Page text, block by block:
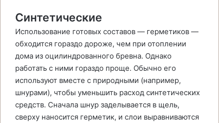
Синтетические
Использование готовых составов — герметиков —
обходится гораздо дороже, чем при отоплении
дома из оцилиндрованного бревна. Однако
работать с ними гораздо проще. Обычно его
используют вместе с природными (например,
шнурами), чтобы уменьшить расход синтетических
средств. Сначала шнур заделывается в щель,
сверху наносится герметик, и слои выравниваются